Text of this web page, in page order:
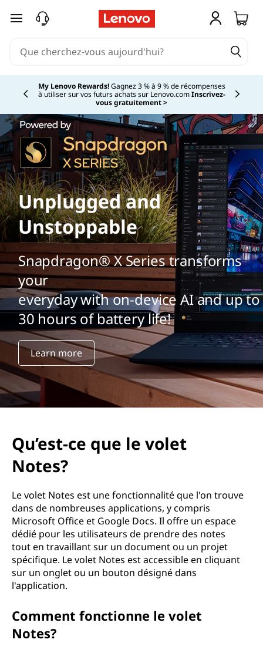
passer au contenu principal
My Lenovo Rewards!Gagnez 3 % à 9 % de récompenses
à utiliser sur vos futurs achats sur Lenovo.comInscrivez-
vous gratuitement >Currently displaying item 2 of
Unplugged and
Unstoppable
Snapdragon® X Series transforms
your
everyday with on-device AI and up to
30 hours of battery life!
Learn more
Qu’est-ce que le volet
Notes?
Le volet Notes est une fonctionnalité que l'on trouve
dans de nombreuses applications, y compris
Microsoft Office et Google Docs. Il offre un espace
dédié pour les utilisateurs de prendre des notes
tout en travaillant sur un document ou un projet
spécifique. Le volet Notes est accessible en cliquant
sur un onglet ou un bouton désigné dans
l'application.
Comment fonctionne le volet
Notes?